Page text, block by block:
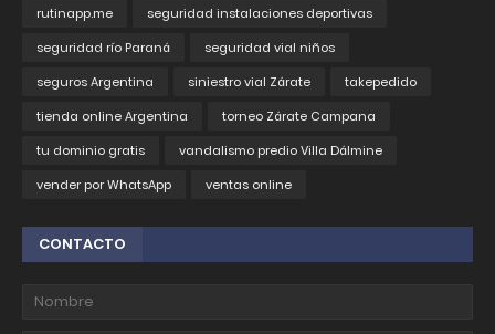
rutinapp.me
seguridad instalaciones deportivas
seguridad río Paraná
seguridad vial niños
seguros Argentina
siniestro vial Zárate
takepedido
tienda online Argentina
torneo Zárate Campana
tu dominio gratis
vandalismo predio Villa Dálmine
vender por WhatsApp
ventas online
CONTACTO